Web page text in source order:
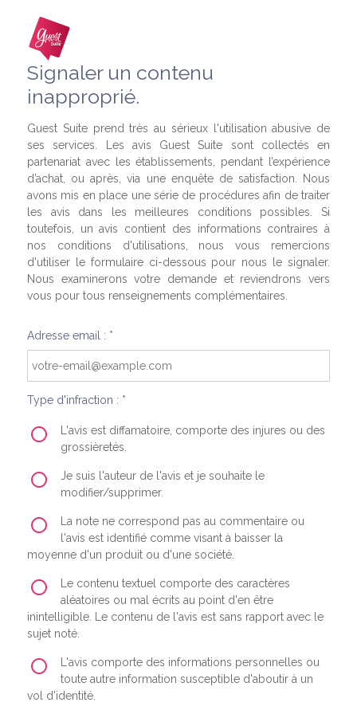
Signaler un contenu
inapproprié.
Guest Suite prend très au sérieux l'utilisation abusive de
ses services. Les avis Guest Suite sont collectés en
partenariat avec les établissements, pendant l’expérience
d’achat, ou après, via une enquête de satisfaction. Nous
avons mis en place une série de procédures afin de traiter
les avis dans les meilleures conditions possibles. Si
toutefois, un avis contient des informations contraires à
nos conditions d'utilisations, nous vous remercions
d'utiliser le formulaire ci-dessous pour nous le signaler.
Nous examinerons votre demande et reviendrons vers
vous pour tous renseignements complémentaires.
Adresse email : *
Type d'infraction : *
L'avis est diffamatoire, comporte des injures ou des
grossièretés.
Je suis l'auteur de l'avis et je souhaite le
modifier/supprimer.
La note ne correspond pas au commentaire ou
l'avis est identifié comme visant à baisser la
moyenne d'un produit ou d'une société.
Le contenu textuel comporte des caractères
aléatoires ou mal écrits au point d'en être
inintelligible. Le contenu de l'avis est sans rapport avec le
sujet noté.
L'avis comporte des informations personnelles ou
toute autre information susceptible d'aboutir à un
vol d'identité.